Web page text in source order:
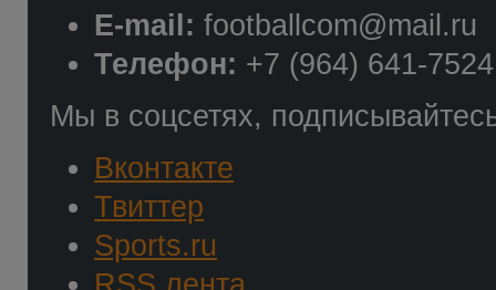
E-mail: footballcom@mail.ru
Телефон: +7 (964) 641-7524
Мы в соцсетях,
Вконтакте
Твиттер
Sports.ru